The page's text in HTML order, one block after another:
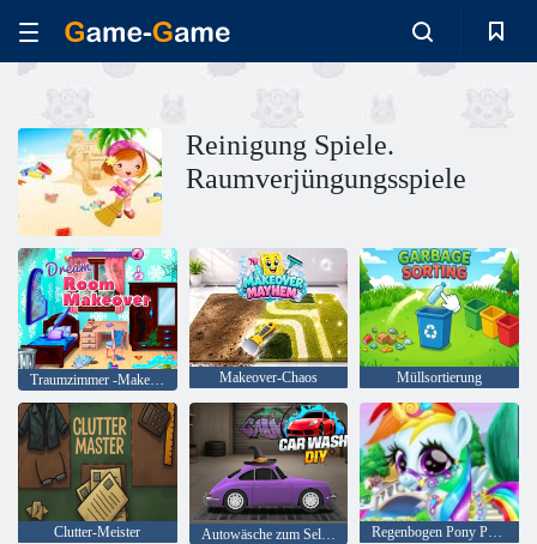
Reinigung Spiele.
Raumverjüngungsspiele
Traumzimmer -Makeover Makeover-Chaos Müllsortierung
Clutter-Meister Autowäsche zum Selbermachen Regenbogen Pony Pflege